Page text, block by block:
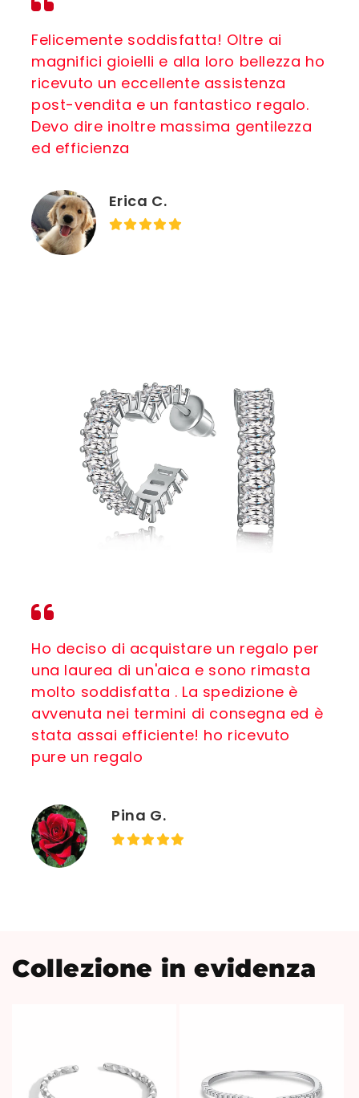
Felicemente soddisfatta! Oltre ai
magnifici gioielli e alla loro bellezza ho
ricevuto un eccellente assistenza
post-vendita e un fantastico regalo.
Devo dire inoltre massima gentilezza
ed efficienza
Erica C.
Ho deciso di acquistare un regalo per
una laurea di un'aica e sono rimasta
molto soddisfatta . La spedizione è
avvenuta nei termini di consegna ed è
stata assai efficiente! ho ricevuto
pure un regalo
Pina G.
Collezione in evidenza